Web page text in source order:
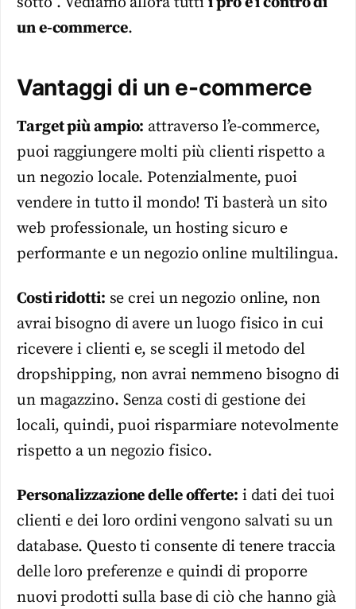
un e-commerce.
Vantaggi di un e-commerce
Target più ampio: attraverso l’e-commerce,
puoi raggiungere molti più clienti rispetto a
un negozio locale. Potenzialmente, puoi
vendere in tutto il mondo! Ti basterà un sito
web professionale, un hosting sicuro e
performante e un negozio online multilingua.
Costi ridotti: se crei un negozio online, non
avrai bisogno di avere un luogo fisico in cui
ricevere i clienti e, se scegli il metodo del
dropshipping, non avrai nemmeno bisogno di
un magazzino. Senza costi di gestione dei
locali, quindi, puoi risparmiare notevolmente
rispetto a un negozio fisico.
Personalizzazione delle offerte: i dati dei tuoi
clienti e dei loro ordini vengono salvati su un
database. Questo ti consente di tenere traccia
delle loro preferenze e quindi di proporre
nuovi prodotti sulla base di ciò che hanno già